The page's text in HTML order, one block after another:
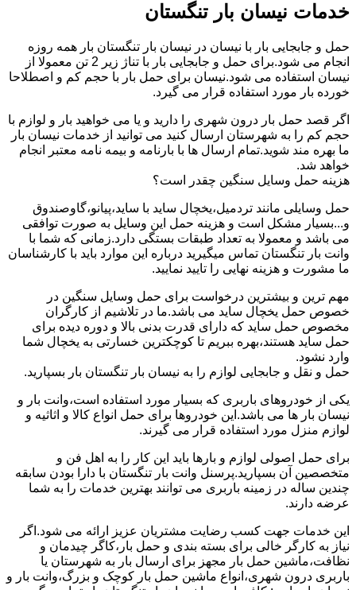
خدمات نیسان بار تنگستان
حمل و جابجایی بار با نیسان در نیسان بار تنگستان بار همه روزه
انجام می شود.برای حمل و جابجایی بار با تناژ زیر 2 تن معمولا از
نیسان استفاده می شود.نیسان برای حمل بار با حجم کم و اصطلاحا
خورده بار مورد استفاده قرار می گیرد.
اگر قصد حمل بار درون شهری را دارید و یا می خواهید بار و لوازم با
حجم کم را به شهرستان ارسال کنید می توانید از خدمات نیسان بار
ما بهره مند شوید.تمام ارسال ها با بارنامه و بیمه نامه معتبر انجام
خواهد شد.
هزینه حمل وسایل سنگین چقدر است؟
حمل وسایلی مانند تردمیل،یخچال ساید با ساید،پیانو،گاوصندوق
و...بسیار مشکل است و هزینه حمل این وسایل به صورت توافقی
می باشد و معمولا به تعداد طبقات بستگی دارد.زمانی که شما با
وانت بار تنگستان تماس میگیرید درباره این موارد باید با کارشناسان
ما مشورت و هزینه نهایی را تایید نمایید.
مهم ترین و بیشترین درخواست برای حمل وسایل سنگین در
خصوص حمل یخچال ساید می باشد.ما در تلاشیم از کارگران
مخصوص حمل ساید که دارای قدرت بدنی بالا و دوره دیده برای
حمل ساید هستند،بهره ببریم تا کوچکترین خسارتی به یخچال شما
وارد نشود.
حمل و نقل و جابجایی لوازم را به نیسان بار تنگستان بار بسپارید.
یکی از خودروهای باربری که بسیار مورد استفاده است،وانت بار و
نیسان بار ها می باشد.این خودروها برای حمل انواع کالا و اثاثیه و
لوازم منزل مورد استفاده قرار می گیرند.
برای حمل اصولی لوازم و بارها باید این کار را به اهل فن و
متخصصین آن بسپارید.پرسنل وانت بار تنگستان با دارا بودن سابقه
چندین ساله در زمینه باربری می توانند بهترین خدمات را به شما
عرضه دارند.
این خدمات جهت کسب رضایت مشتریان عزیز ارائه می شود.اگر
نیاز به کارگر خالی برای بسته بندی و حمل بار،کاگر چیدمان و
نظافت،ماشین حمل بار مجهز برای ارسال بار به شهرستان یا
باربری درون شهری،انواع ماشین حمل بار کوچک و بزرگ،وانت بار و